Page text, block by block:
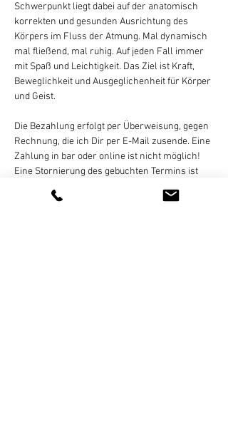
Schwerpunkt liegt dabei auf der anatomisch
korrekten und gesunden Ausrichtung des
Körpers im Fluss der Atmung. Mal dynamisch
mal fließend, mal ruhig. Auf jeden Fall immer
mit Spaß und Leichtigkeit. Das Ziel ist Kraft,
Beweglichkeit und Ausgeglichenheit für Körper
und Geist.
Die Bezahlung erfolgt per Überweisung, gegen
Rechnung, die ich Dir per E-Mail zusende. Eine
Zahlung in bar oder online ist nicht möglich!
Eine Stornierung des gebuchten Termins ist
24 Stunden vor Kursbeginn
per E-Mail,
WhatsApp (bitte keine Sprachnachrichten),